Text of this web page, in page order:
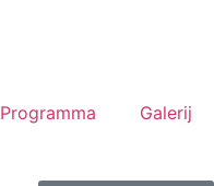
Programma Galerij